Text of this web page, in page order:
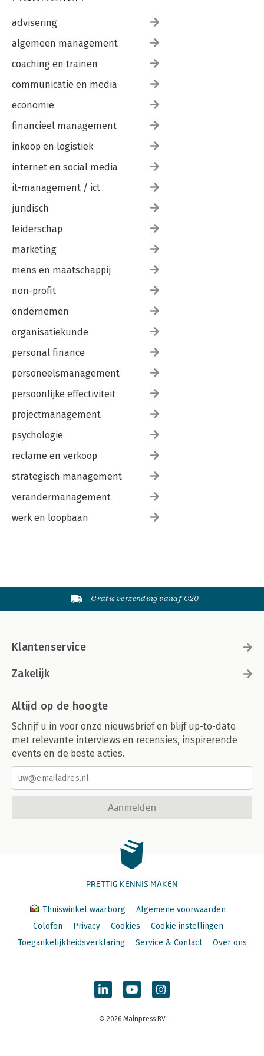
advisering
algemeen management
coaching en trainen
communicatie en media
economie
financieel management
inkoop en logistiek
internet en social media
it-management / ict
juridisch
leiderschap
marketing
mens en maatschappij
non-profit
ondernemen
organisatiekunde
personal finance
personeelsmanagement
persoonlijke effectiviteit
projectmanagement
psychologie
reclame en verkoop
strategisch management
verandermanagement
werk en loopbaan
Gratis verzending vanaf €20
Klantenservice
Zakelijk
Altijd op de hoogte
Schrijf u in voor onze nieuwsbrief en blijf up-to-date
met relevante interviews en recensies, inspirerende
events en de beste acties.
Aanmelden
PRETTIG KENNIS MAKEN
Thuiswinkel waarborg
Algemene voorwaarden
Colofon
Privacy Cookies
Cookie instellingen
Toegankelijkheidsverklaring
Service & Contact Over ons
© 2026 Mainpress BV